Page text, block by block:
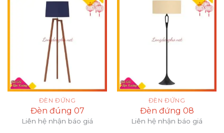
ĐÈN ĐỨNG
Đèn đúng 07
Liên hệ nhận báo giá
ĐÈN ĐỨNG
Đèn đứng 08
Liên hệ nhận báo giá